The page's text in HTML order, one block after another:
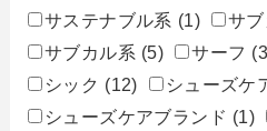
サステナブル系 (1) サ
サブカル系 (5) サーフ
シック (12) シューズケ
シューズケアブランド (1)